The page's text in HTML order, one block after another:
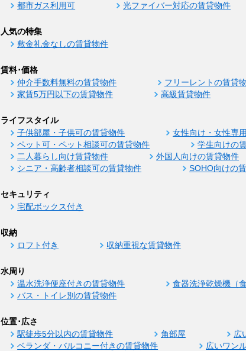
都市ガス利用可
光ファイバー対応の賃貸物件
人気の特集
敷金礼金なしの賃貸物件
賃料･価格
仲介手数料無料の賃貸物件 フリーレントの賃貸
家賃5万円以下の賃貸物件
高級賃貸物件
ライフスタイル
子供部屋・子供可の賃貸物件 女性向け・女性専
ペット可・ペット相談可の賃貸物件
学生向けの
二人暮らし向け賃貸物件
外国人向けの賃貸物件
シニア・高齢者相談可の賃貸物件
SOHO向けの
セキュリティ
宅配ボックス付き
収納
ロフト付き 収納重視な賃貸物件
水周り
温水洗浄便座付きの賃貸物件 食器洗浄乾燥機（
バス・トイレ別の賃貸物件
位置･広さ
駅徒歩5分以内の賃貸物件 角部屋 広
ベランダ・バルコニー付きの賃貸物件
広いワン